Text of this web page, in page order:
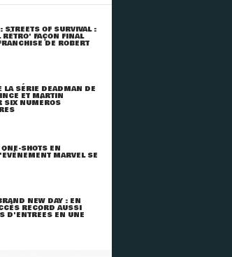
STREETS OF SURVIVAL :
FAÇON FINAL
DE ROBERT
LA SÉRIE DEADMAN DE
ET MARTIN
SIX NUMÉROS
SHOTS EN
MARVEL SE
NEW DAY : EN
RECORD AUSSI
D'ENTRÉES EN UNE